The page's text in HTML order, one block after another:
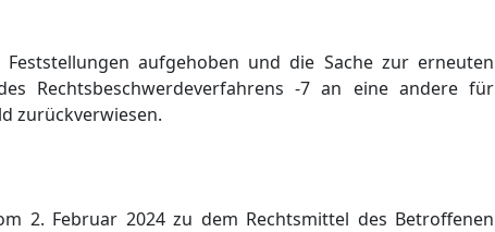
aufgehoben und die Sache zur erneuten
Rechtsbeschwerdeverfahrens -7 an eine andere für
zurückverwiesen.
2. Februar 2024 zu dem Rechtsmittel des Betroffenen